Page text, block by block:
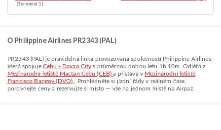
(Terminál 1)
O Philippine Airlines PR2343 (PAL)
PR2343(PAL ) je pravidelná linka provozovaná společností Philippine Airlines,
která spojuje Cebu - Davao City s průměrnou dobou letu 1h 10m
. Odlétá z
Mezinárodní letiště Mactan Cebu (CEB)a přistává v Mezinárodní letiště
Francisco Bangoy (DVO)
. Prohlédněte si jízdní řády v reálném čase,
porovnejte ceny a rezervujte si místo — vše na jednom místě na Airpaz.